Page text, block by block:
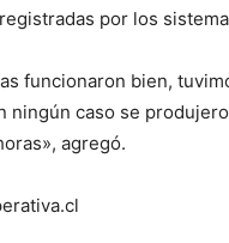
por los
funcionaron bien,
ningún caso se
agregó.